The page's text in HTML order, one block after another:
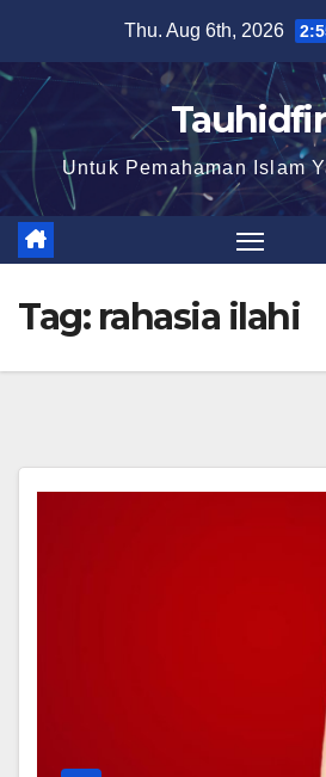
content
Thu. Aug 6th, 2026
Untuk Pemahaman Islam
Tag: rahasia ilahi